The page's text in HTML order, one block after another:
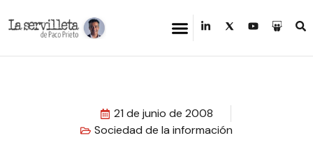
21 de junio de 2008
Sociedad de la información